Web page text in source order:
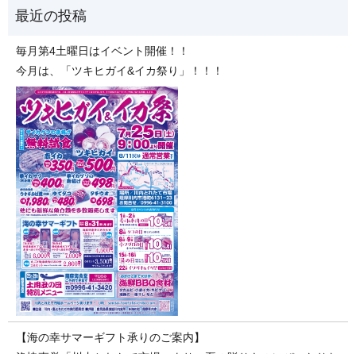
毎月第4土曜日はイベント開催！！
今月は、「ツキヒガイ&イカ祭り」！！！
【海の幸サマーギフト承りのご案内】